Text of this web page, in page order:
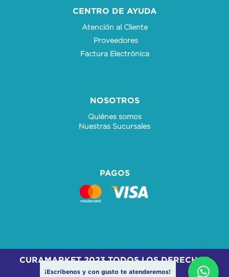
CENTRO DE AYUDA
Atención al Cliente
Proveedores
Factura Electrónica
NOSOTROS
Quiénes somos
Nuestras Sucursales
PAGOS
CURAMARKET 2023 TODOS LOS DERECHOS
RESERVADOS
¡Escríbenos y con gusto te atenderemos!